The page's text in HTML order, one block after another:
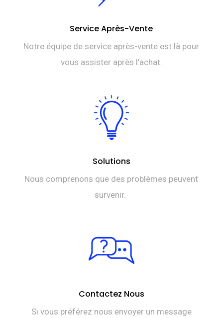
Service Après-Vente
Notre équipe de service après-vente est là pour
vous assister après l’achat.
Solutions
Nous comprenons que des problèmes peuvent
survenir.
Contactez Nous
Si vous préférez nous envoyer un message